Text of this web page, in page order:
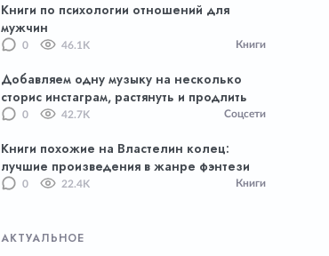
Книги по психологии отношений для
мужчин
0 46.1K Книги
Добавляем одну музыку на несколько
сторис инстаграм, растянуть и продлить
0 42.7K Соцсети
Книги похожие на Властелин колец:
лучшие произведения в жанре фэнтези
0 22.4K Книги
АКТУАЛЬНОЕ